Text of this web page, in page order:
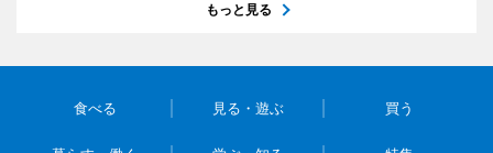
もっと見る
食べる 見る・遊ぶ 買う